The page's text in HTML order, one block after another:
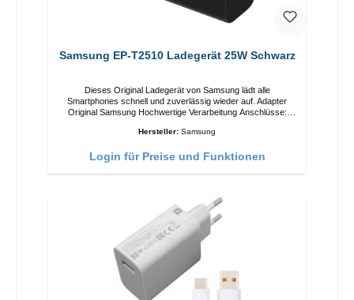
Samsung EP-T2510 Ladegerät 25W Schwarz
Dieses Original Ladegerät von Samsung lädt alle
Smartphones schnell und zuverlässig wieder auf. Adapter
Original Samsung Hochwertige Verarbeitung Anschlüsse:
Hersteller: Samsung
Login für Preise und Funktionen